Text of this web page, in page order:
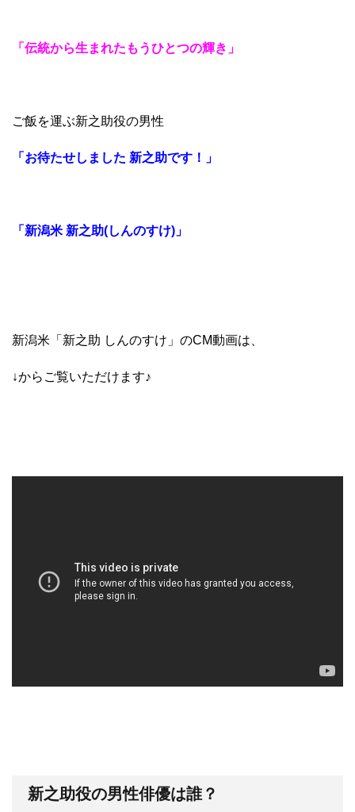
「伝統から生まれたもうひとつの輝き」
ご飯を運ぶ新之助役の男性
「お待たせしました 新之助です！」
「新潟米 新之助(しんのすけ)」
新潟米「新之助 しんのすけ」のCM動画は、
↓からご覧いただけます♪
新之助役の男性俳優は誰？